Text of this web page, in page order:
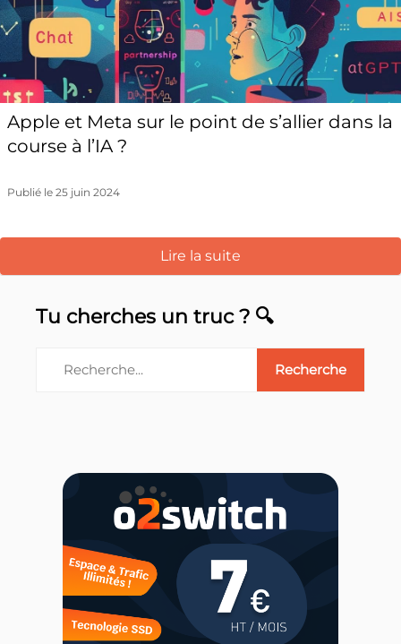
Apple et Meta sur le point de s’allier dans la
course à l’IA ?
Publié le 25 juin 2024
Lire la suite
Tu cherches un truc ? 🔍